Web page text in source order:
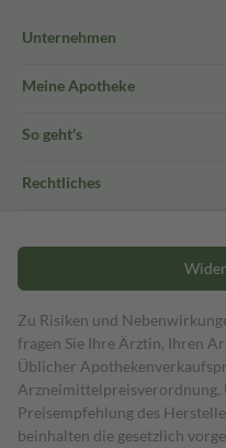
Unternehmen
Meine Apotheke
So geht's
Rechtliches
Zu Risiken und
fragen Sie Ihre Ärztin, Ihren
Üblicher
Arzneimittelpreisverordnung.
Preisempfehlung des
beinhalten die gesetzlich